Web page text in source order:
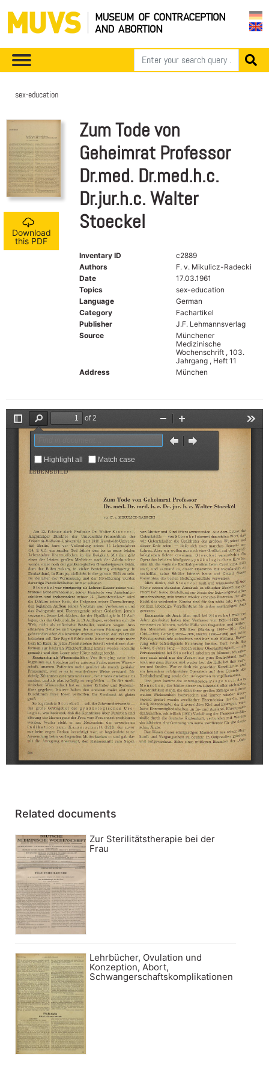
sex-education
Download
this PDF
Zum Tode von
Geheimrat Professor
Dr.med. Dr.med.h.c.
Dr.jur.h.c. Walter
Stoeckel
Inventary ID
c2889
Authors
F. v. Mikulicz-Radecki
Date
17.03.1961
Topics
sex-education
Language
German
Category
Fachartikel
Publisher
J.F. Lehmannsverlag
Source
Münchener
Medizinische
Wochenschrift , 103.
Jahrgang , Heft 11
Address
München
Related documents
Zur Sterilitätstherapie bei der
Frau
Lehrbücher, Ovulation und
Konzeption, Abort,
Schwangerschaftskomplikationen